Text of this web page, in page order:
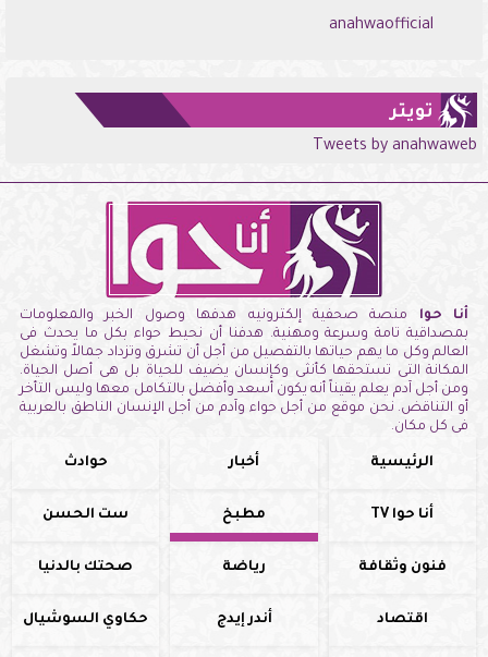
anahwaofficial
تويتر
Tweets by anahwaweb
أنا حوا منصة صحفية إلكترونيه هدفها وصول الخبر والمعلومات
بمصداقية تامة وسرعة ومهنية. هدفنا أن نحيط حواء بكل ما يحدث فى
العالم وكل ما يهم حياتها بالتفصيل من أجل أن تشرق وتزداد جمالاً وتشغل
المكانة التى تستحقها كأنثى وكإنسان يضيف للحياة بل هى أصل الحياة.
ومن أجل آدم يعلم يقيناً أنه يكون أسعد وأفضل بالتكامل معها وليس التأخر
أو التناقض. نحن موقع من أجل حواء وآدم من أجل الإنسان الناطق بالعربية
فى كل مكان.
الرئيسية أخبار حوادث
أنا حوا TV مطبخ ست الحسن
فنون وثقافة رياضة صحتك بالدنيا
اقتصاد أندر إيدج حكاوي السوشيال